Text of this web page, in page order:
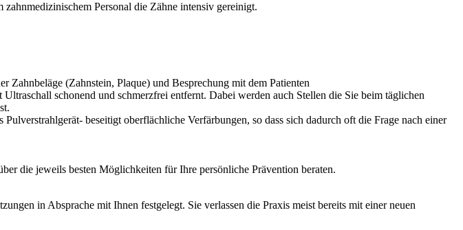
Personal die Zähne intensiv gereinigt.
Zahnbeläge (Zahnstein, Plaque) und Besprechung mit dem Patienten
schonend und schmerzfrei entfernt. Dabei werden auch Stellen die Sie beim täglichen
beseitigt oberflächliche Verfärbungen, so dass sich dadurch oft die Frage nach einer
die jeweils besten Möglichkeiten für Ihre persönliche Prävention beraten.
in Absprache mit Ihnen festgelegt. Sie verlassen die Praxis meist bereits mit einer neuen